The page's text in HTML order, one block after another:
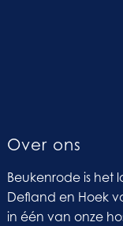
Over ons
Beukenrode is het
Defland en Hoek
in één van onze